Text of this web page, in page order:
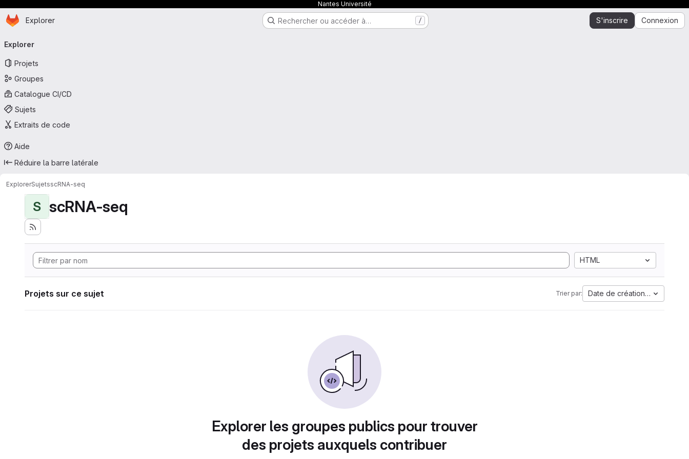
Nantes Université
Passer au contenu principal
Page d'accueil
Explorer Rechercher ou accéder à… / S'inscrire Connexion
principale
Explorer
Projets
Groupes
Catalogue CI/CD
Sujets
Extraits de code
Aide
Réduire la barre latérale
ExplorerSujetsscRNA-seq
S scRNA-seq
HTML
Projets sur ce sujet Trier par: Date de création la plus
Explorer les groupes publics pour trouver
des projets auxquels contribuer